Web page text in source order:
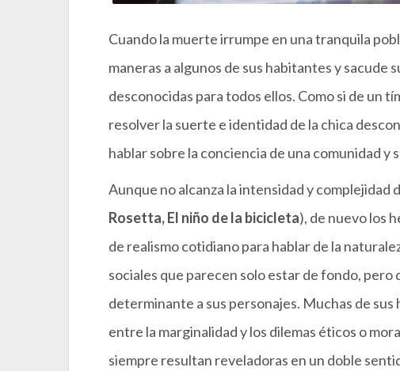
Cuando la muerte irrumpe en una tranquila
maneras a algunos de sus habitantes y sacude
desconocidas para todos ellos. Como si de un
resolver la suerte e identidad de la chica
hablar sobre la conciencia de una comunidad y
Aunque no alcanza la intensidad y complejidad
Rosetta, El niño de la bicicleta), de nuevo los
de realismo cotidiano para hablar de la
sociales que parecen solo estar de fondo,
determinante a sus personajes. Muchas de
entre la marginalidad y los dilemas éticos o
siempre resultan reveladoras en un doble